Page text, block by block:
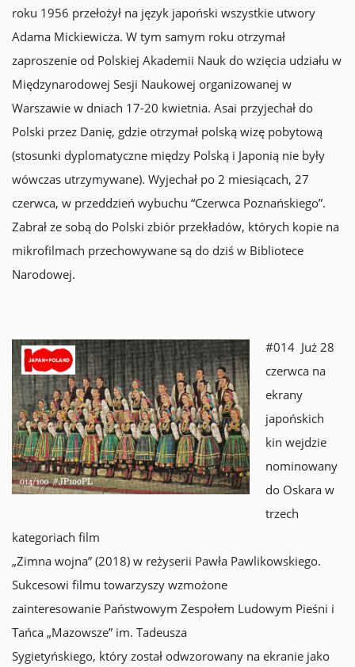
roku 1956 przełożył na język japoński wszystkie utwory
Adama Mickiewicza. W tym samym roku otrzymał
zaproszenie od Polskiej Akademii Nauk do wzięcia udziału w
Międzynarodowej Sesji Naukowej organizowanej w
Warszawie w dniach 17-20 kwietnia. Asai przyjechał do
Polski przez Danię, gdzie otrzymał polską wizę pobytową
(stosunki dyplomatyczne między Polską i Japonią nie były
wówczas utrzymywane). Wyjechał po 2 miesiącach, 27
czerwca, w przeddzień wybuchu “Czerwca Poznańskiego”.
Zabrał ze sobą do Polski zbiór przekładów, których kopie na
mikrofilmach przechowywane są do dziś w Bibliotece
Narodowej.
#014 Już 28
czerwca na
ekrany
japońskich
kin wejdzie
nominowany
do Oskara w
trzech
kategoriach film
„Zimna wojna” (2018) w reżyserii Pawła Pawlikowskiego.
Sukcesowi filmu towarzyszy wzmożone
zainteresowanie Państwowym Zespołem Ludowym Pieśni i
Tańca „Mazowsze” im. Tadeusza
Sygietyńskiego, który został odwzorowany na ekranie jako